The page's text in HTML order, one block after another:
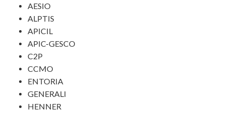
AESIO
ALPTIS
APICIL
APIC-GESCO
C2P
CCMO
ENTORIA
GENERALI
HENNER